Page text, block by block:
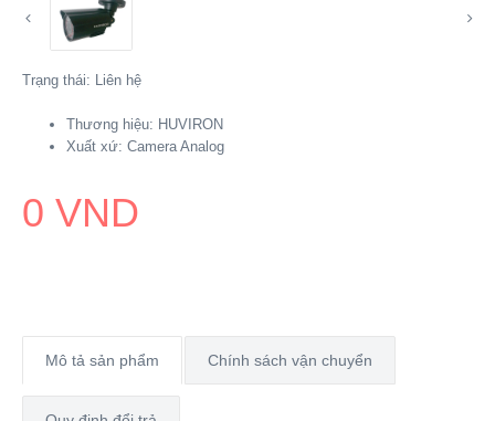
Trạng thái: Liên hệ
Thương hiệu: HUVIRON
Xuất xứ: Camera Analog
0 VND
Mô tả sản phẩm Chính sách vận chuyển